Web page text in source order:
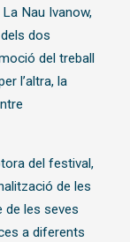
Nau Ivanow,
dos
del treball
l’altra, la
del festival,
de les
de les seves
a diferents